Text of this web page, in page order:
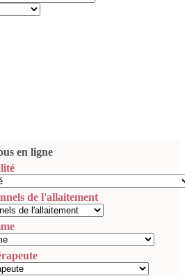
en ligne
de l'allaitement